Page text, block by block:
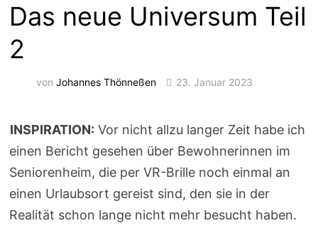
Das neue Universum Teil
2
vonJohannes Thönneßen 23. Januar 2023
INSPIRATION: Vor nicht allzu langer Zeit habe ich
einen Bericht gesehen über Bewohnerinnen im
Seniorenheim, die per VR-Brille noch einmal an
einen Urlaubsort gereist sind, den sie in der
Realität schon lange nicht mehr besucht haben.